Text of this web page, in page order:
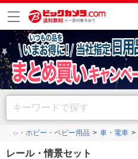
ちゃ・ホビー・ベビー用品 車・電車
レール・情景セット